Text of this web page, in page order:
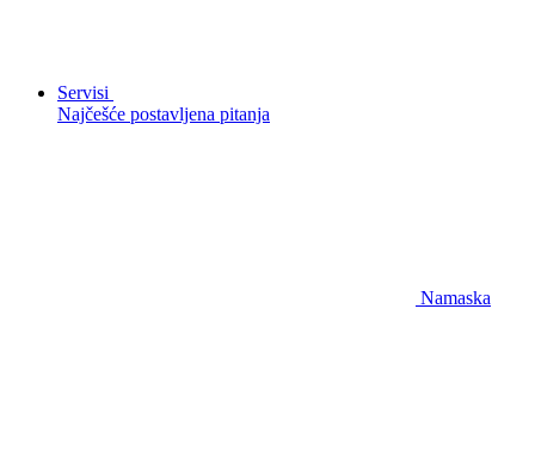
Servisi
Najčešće postavljena pitanja
Namaska